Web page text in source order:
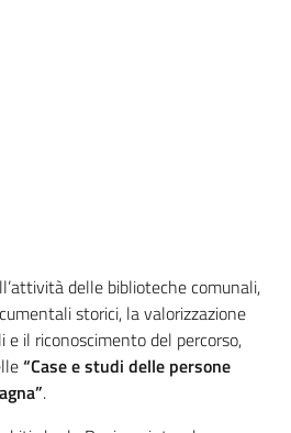
delle biblioteche comunali,
storici, la valorizzazione
il riconoscimento del percorso,
“Case e studi delle persone
.